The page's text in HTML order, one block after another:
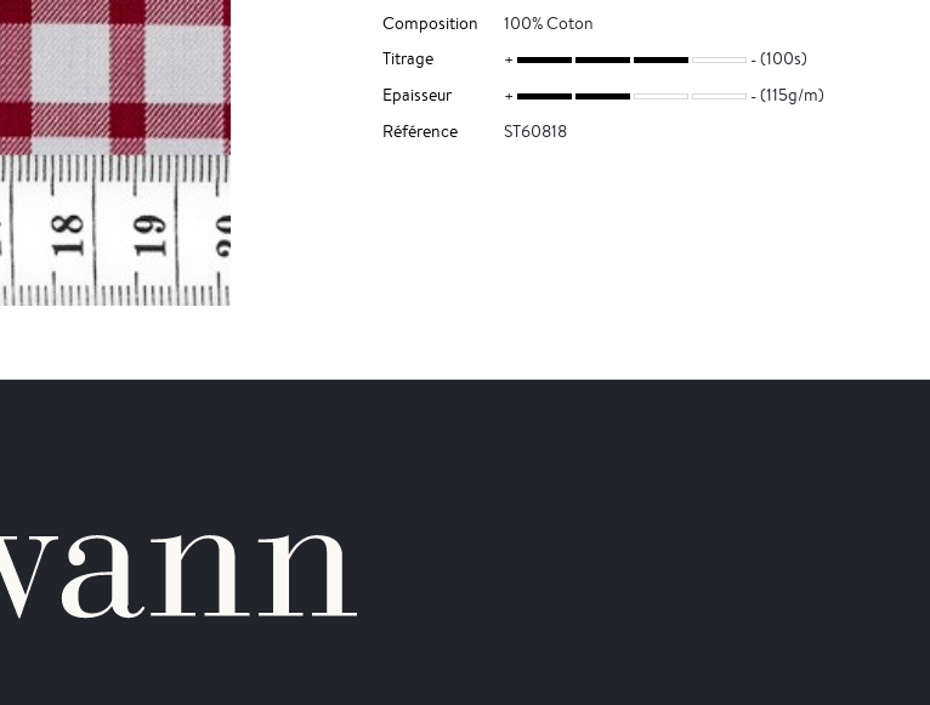
Composition
100% Coton
Titrage
(100s)
Epaisseur
(115g/m)
Référence
ST60818